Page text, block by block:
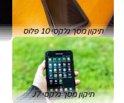
תיקון מסך גלקסי 10 פלוס
תיקון מסך גלקסי J7